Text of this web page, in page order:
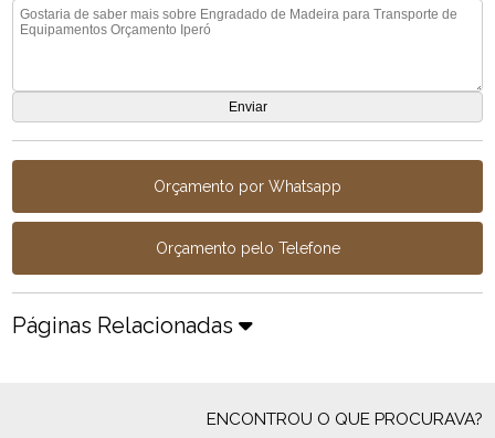
Orçamento por Whatsapp
Orçamento pelo Telefone
Páginas Relacionadas
ENCONTROU O QUE PROCURAVA?